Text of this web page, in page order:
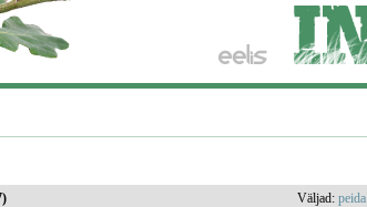
Väljad:peida